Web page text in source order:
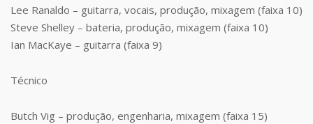
Lee Ranaldo – guitarra, vocais, produção, mixagem (faixa 10)
Steve Shelley – bateria, produção, mixagem (faixa 10)
Ian MacKaye – guitarra (faixa 9)
Técnico
Butch Vig – produção, engenharia, mixagem (faixa 15)